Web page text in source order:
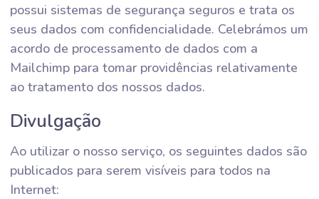
possui sistemas de segurança seguros e trata os
seus dados com confidencialidade. Celebrámos um
acordo de processamento de dados com a
Mailchimp para tomar providências relativamente
ao tratamento dos nossos dados.
Divulgação
Ao utilizar o nosso serviço, os seguintes dados são
publicados para serem visíveis para todos na
Internet: